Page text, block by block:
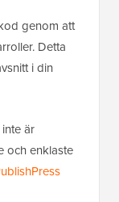
genom att
Detta
i din
är
och enklaste